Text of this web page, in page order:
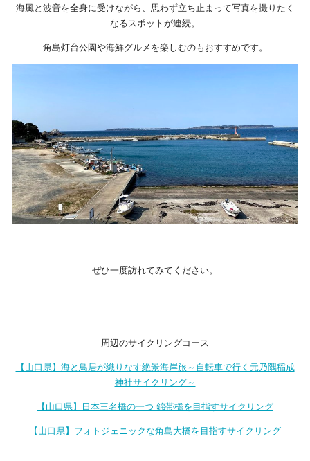
海風と波音を全身に受けながら、思わず立ち止まって写真を撮りたく
なるスポットが連続。
角島灯台公園や海鮮グルメを楽しむのもおすすめです。
ぜひ一度訪れてみてください。
周辺のサイクリングコース
【山口県】海と鳥居が織りなす絶景海岸旅～自転車で行く元乃隅稲成
神社サイクリング～
【山口県】日本三名橋の一つ 錦帯橋を目指すサイクリング
【山口県】フォトジェニックな角島大橋を目指すサイクリング